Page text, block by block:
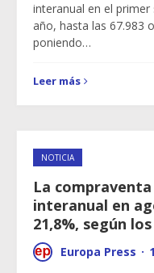
interanual en el primer
año, hasta las 67.983
poniendo…
Leer más
NOTICIA
La
interanual en
21,8%, según
Europa Press ·